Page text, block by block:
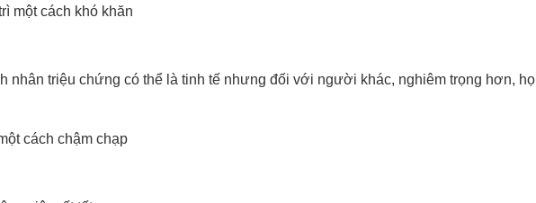
một cách khó khăn
nhân triệu chứng có thể là tinh tế nhưng đối với người khác, nghiêm trọng hơn,
cách chậm chạp